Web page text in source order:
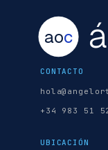
aoc
CONTACTO
+34 983 51
UBICACIÓN